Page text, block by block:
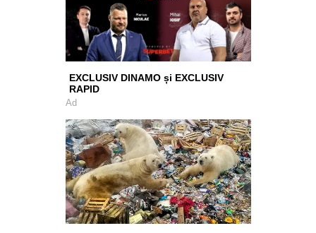
EXCLUSIV DINAMO și EXCLUSIV
RAPID
Ad